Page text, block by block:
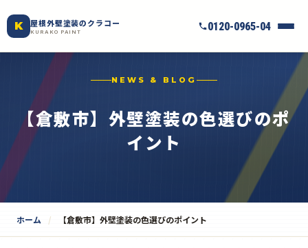
K 屋根外壁塗装のクラコー
KURAKO PAINT 0120-0965-04
NEWS & BLOG
【倉敷市】外壁塗装の色選びのポ
イント
ホーム 【倉敷市】外壁塗装の色選びのポイント